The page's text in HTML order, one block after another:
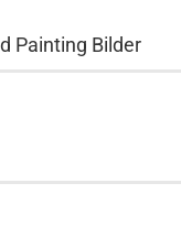
Painting Bilder